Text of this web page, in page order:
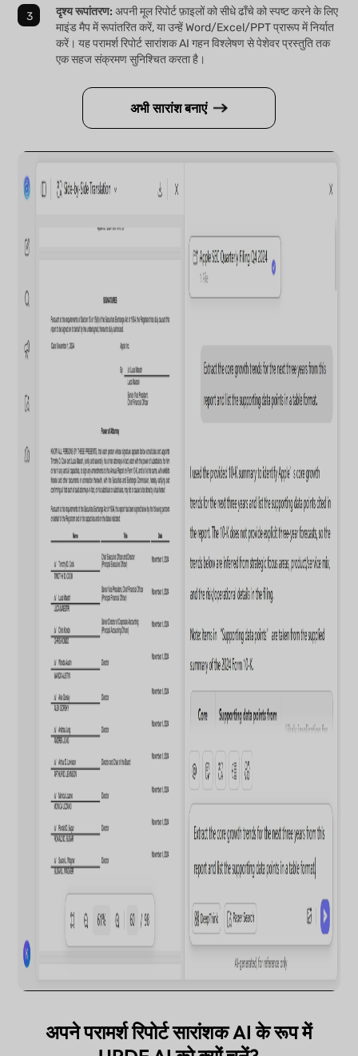
दृश्य रूपांतरण: अपनी मूल रिपोर्ट फ़ाइलों को सीधे ढाँचे को स्पष्ट करने के लिए
माइंड मैप में रूपांतरित करें, या उन्हें Word/Excel/PPT प्रारूप में निर्यात
करें। यह परामर्श रिपोर्ट सारांशक AI गहन विश्लेषण से पेशेवर प्रस्तुति तक
एक सहज संक्रमण सुनिश्चित करता है।
अभी सारांश बनाएं
अपने परामर्श रिपोर्ट सारांशक AI के रूप में